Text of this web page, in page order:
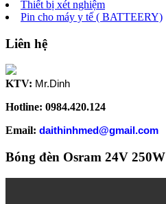
Thiết bị xét nghiệm
Pin cho máy y tế ( BATTEERY)
Liên hệ
KTV: Mr.Dinh
Hotline: 0984.420.124
Email: daithinhmed@gmail.com
Bóng đèn Osram 24V 250W